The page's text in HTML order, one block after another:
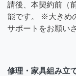
請後、本契約前（
能です。 ※大きめ
サポートをお願い
修理・家具組み立